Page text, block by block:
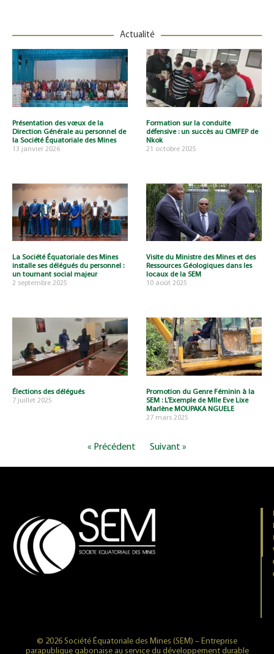
Actualité
Présentation des vœux de la
Direction Générale au personnel de
la Société Équatoriale des Mines
13 janvier 2026
Formation sur la conduite
défensive : un succès au CIMFEP de
Nkok
21 octobre 2025
La Société Équatoriale des Mines
installe ses délégués du personnel :
un tournant social majeur
2 septembre 2025
Visite du Ministre des Mines et des
Ressources Géologiques dans les
locaux de la SEM
10 août 2025
Élections des délégués
7 juillet 2025
Promotion du Genre Féminin à la
SEM : L’Exemple de Mlle Eve Lixe
Marlène MOUPAKA NGUELE
27 mars 2025
« Précédent Suivant »
© 2026 Société Équatoriale des Mines (SEM) – Entreprise
parapublique gabonaise au service du développement durable